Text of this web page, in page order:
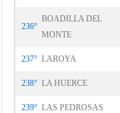
236°
BOADILLA DEL
MONTE
237° LAROYA
238° LA HUERCE
239° LAS PEDROSAS